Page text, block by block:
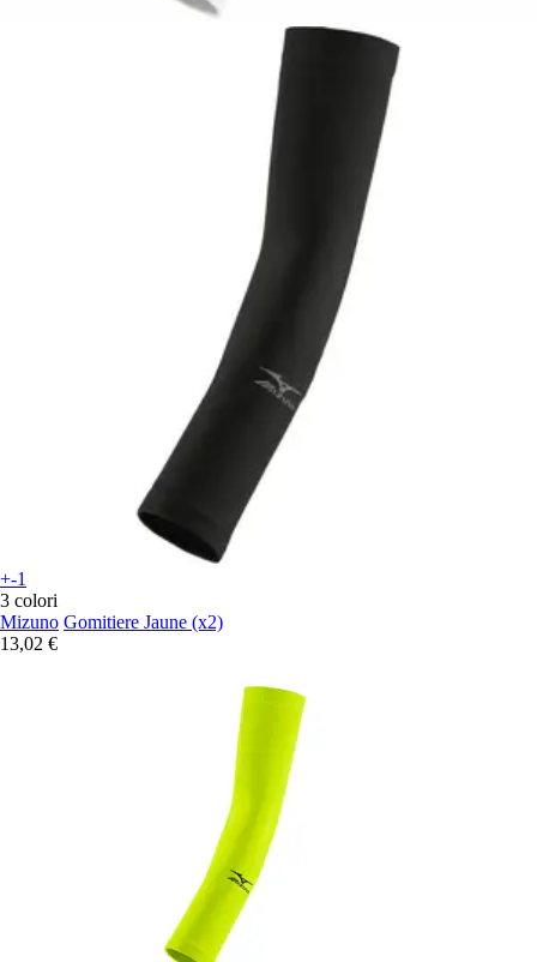
+-1
3 colori
Mizuno Gomitiere Jaune (x2)
13,02 €